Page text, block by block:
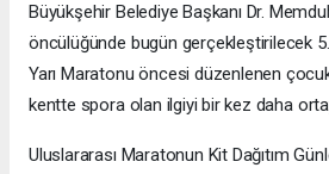
Büyükşehir Belediye Başkanı Dr. Memduh
öncülüğünde bugün gerçekleştirilecek
Yarı Maratonu öncesi düzenlenen
kentte spora olan ilgiyi bir kez daha
Uluslararası Maratonun Kit Dağıtım